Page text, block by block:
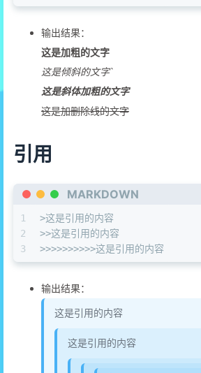
输出结果：
这是加粗的文字
这是倾斜的文字`
这是斜体加粗的文字
这是加删除线的文字
引用
MARKDOWN
1
2
3
>这是引用的内容
>>这是引用的内容
>>>>>>>>>>这是引用的内容
输出结果：
这是引用的内容
这是引用的内容